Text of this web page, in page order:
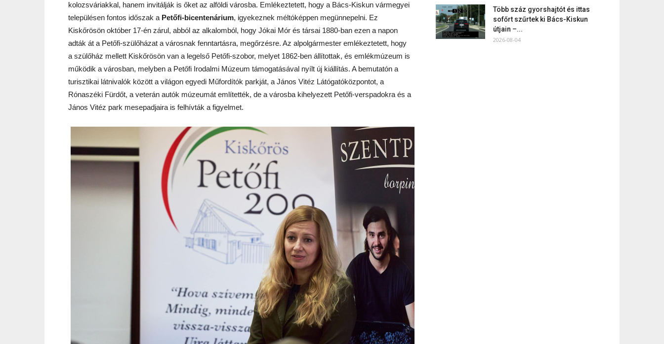
kolozsváriakkal, hanem invitálják is őket az alföldi városba. Emlékeztetett, hogy a Bács-Kiskun vármegyei
településen fontos időszak a Petőfi-bicentenárium, igyekeznek méltóképpen megünnepelni. Ez
Kiskőrösön október 17-én zárul, abból az alkalomból, hogy Jókai Mór és társai 1880-ban ezen a napon
adták át a Petőfi-szülőházat a városnak fenntartásra, megőrzésre. Az alpolgármester emlékeztetett, hogy
a szülőház mellett Kiskőrösön van a legelső Petőfi-szobor, melyet 1862-ben állítottak, és emlékmúzeum is
működik a városban, melyben a Petőfi Irodalmi Múzeum támogatásával nyílt új kiállítás. A bemutatón a
turisztikai látnivalók között a világon egyedi Műfordítók parkját, a János Vitéz Látógatóközpontot, a
Rónaszéki Fürdőt, a veterán autók múzeumát említették, de a városba kihelyezett Petőfi-verspadokra és a
János Vitéz park mesepadjaira is felhívták a figyelmet.
Több száz gyorshajtót és ittas
sofőrt szűrtek ki Bács-Kiskun
útjain –...
2026-08-04